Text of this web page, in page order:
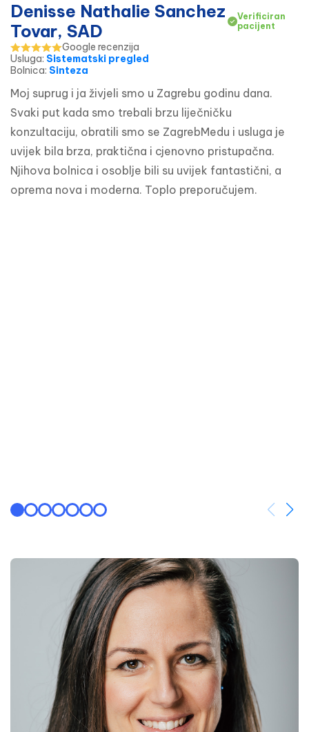
Denisse Nathalie Sanchez
Tovar, SAD
Verificiran
pacijent
Google recenzija
Usluga: Sistematski pregled
Bolnica: Sinteza
Moj suprug i ja živjeli smo u Zagrebu godinu dana.
Svaki put kada smo trebali brzu liječničku
konzultaciju, obratili smo se ZagrebMedu i usluga je
uvijek bila brza, praktična i cjenovno pristupačna.
Njihova bolnica i osoblje bili su uvijek fantastični, a
oprema nova i moderna. Toplo preporučujem.